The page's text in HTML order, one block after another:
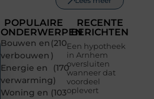
POPULAIRE
ONDERWERPEN
Bouwen en
verbouwen
(210
)
Energie en
verwarming
(170
)
Woning en (103
RECENTE
BERICHTEN
Een hypotheek
in Arnhem
oversluiten
wanneer dat
voordeel
oplevert